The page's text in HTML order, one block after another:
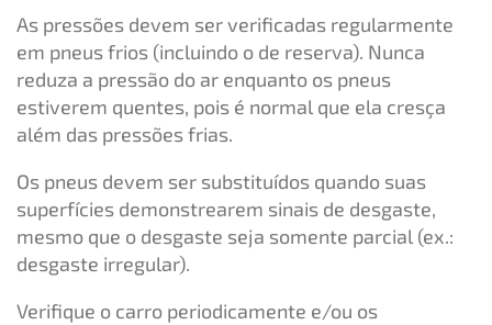
As pressões devem ser verificadas regularmente
em pneus frios (incluindo o de reserva). Nunca
reduza a pressão do ar enquanto os pneus
estiverem quentes, pois é normal que ela cresça
além das pressões frias.
Os pneus devem ser substituídos quando suas
superfícies demonstrearem sinais de desgaste,
mesmo que o desgaste seja somente parcial (ex.:
desgaste irregular).
Verifique o carro periodicamente e/ou os